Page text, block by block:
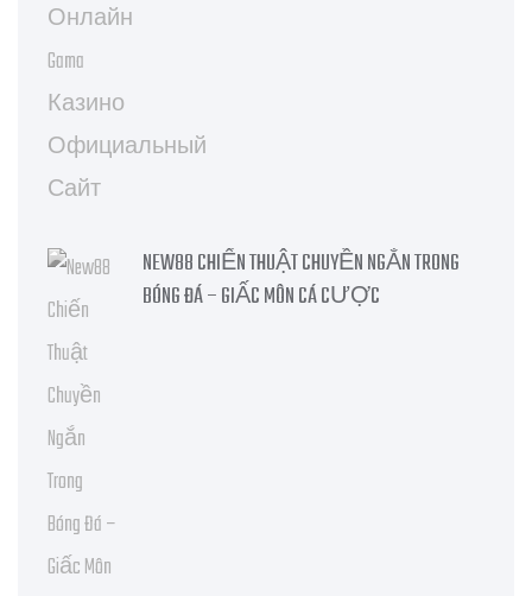
NEW88 CHIẾN THUẬT CHUYỀN NGẮN TRONG
BÓNG ĐÁ – GIẤC MÔN CÁ CƯỢC